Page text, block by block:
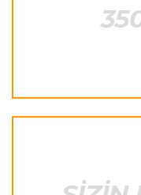
23:38 06.08.2026